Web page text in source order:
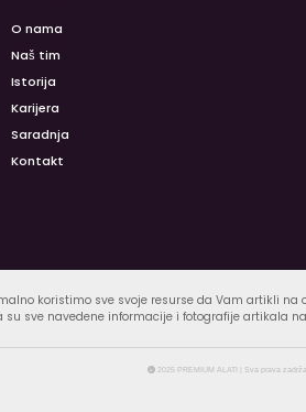
O nama
Naš tim
Istorija
Karijera
Saradnja
Kontakt
koristimo sve svoje resurse da Vam artikli
sve navedene informacije i fotografije artikala
2025 PREMIUM ALATI | Sva prava